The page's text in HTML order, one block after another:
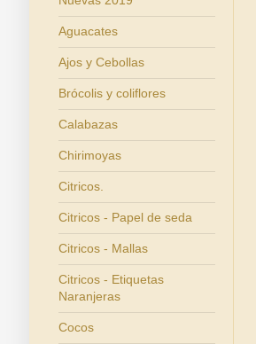
Aguacates
Ajos y Cebollas
Brócolis y coliflores
Calabazas
Chirimoyas
Citricos.
Citricos - Papel de seda
Citricos - Mallas
Citricos - Etiquetas
Naranjeras
Cocos